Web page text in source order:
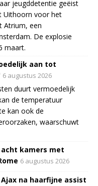
jeugddetentie geëist
Uithoorn voor het
Atrium, een
De explosie
maart.
aan tot
6 augustus 2026
duurt vermoedelijk
de temperatuur
kan ook de
waarschuwt
kamers met
6 augustus 2026
na haarfijne assist